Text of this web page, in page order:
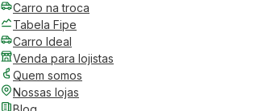
Carro na troca
Tabela Fipe
Carro Ideal
Venda para lojistas
Quem somos
Nossas lojas